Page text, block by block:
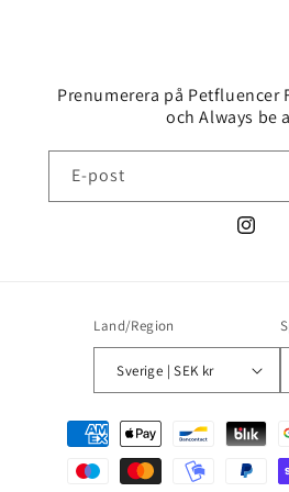
Prenumerera på Petfluencer
och Always be
E-post
Land/Region
Sverige | SEK kr
Betalningsmetoder